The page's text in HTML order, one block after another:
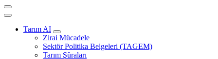
Tarım AI
Zirai Mücadele
Sektör Politika Belgeleri (TAGEM)
Tarım Şûraları